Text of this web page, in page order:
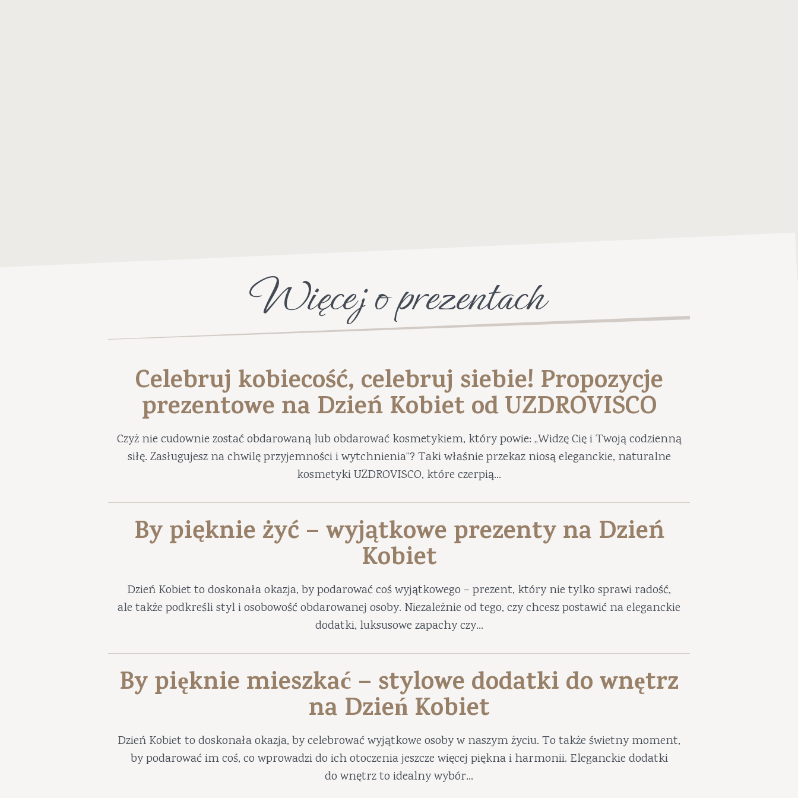
Więcej o prezentach
Celebruj kobiecość, celebruj siebie! Propozycje
prezentowe na Dzień Kobiet od UZDROVISCO
Czyż nie cudownie zostać obdarowaną lub obdarować kosmetykiem, który powie: „Widzę Cię i Twoją codzienną
siłę. Zasługujesz na chwilę przyjemności i wytchnienia”? Taki właśnie przekaz niosą eleganckie, naturalne
kosmetyki UZDROVISCO, które czerpią...
By pięknie żyć – wyjątkowe prezenty na Dzień
Kobiet
Dzień Kobiet to doskonała okazja, by podarować coś wyjątkowego – prezent, który nie tylko sprawi radość,
ale także podkreśli styl i osobowość obdarowanej osoby. Niezależnie od tego, czy chcesz postawić na eleganckie
dodatki, luksusowe zapachy czy...
By pięknie mieszkać – stylowe dodatki do wnętrz
na Dzień Kobiet
Dzień Kobiet to doskonała okazja, by celebrować wyjątkowe osoby w naszym życiu. To także świetny moment,
by podarować im coś, co wprowadzi do ich otoczenia jeszcze więcej piękna i harmonii. Eleganckie dodatki
do wnętrz to idealny wybór...